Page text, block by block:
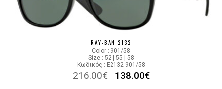
RAY-BAN 2132
Color : 901/58
Size : 52 | 55 | 58
Κωδικός : E2132-901/58
216.00€ 138.00€